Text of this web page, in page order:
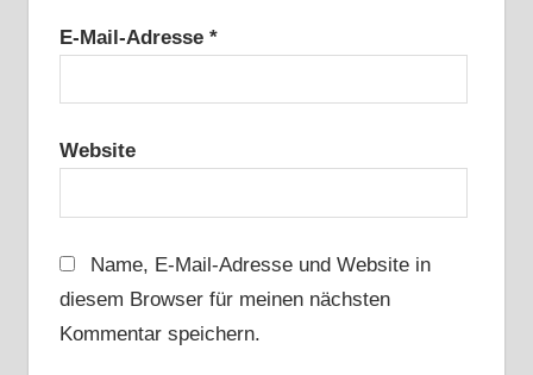
E-Mail-Adresse *
Website
Name, E-Mail-Adresse und Website in
diesem Browser für meinen nächsten
Kommentar speichern.